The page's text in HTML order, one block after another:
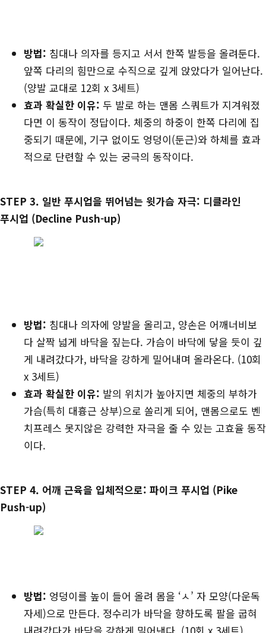
방법: 침대나 의자를 등지고 서서 한쪽 발등을 올려둔다.
앞쪽 다리의 힘만으로 수직으로 깊게 앉았다가 일어난다.
(양발 교대로 12회 x 3세트)
효과 확실한 이유: 두 발로 하는 맨몸 스쿼트가 지겨워졌
다면 이 동작이 정답이다. 체중의 하중이 한쪽 다리에 집
중되기 때문에, 기구 없이도 엉덩이(둔근)와 하체를 효과
적으로 단련할 수 있는 궁극의 동작이다.
STEP 3. 일반 푸시업을 뛰어넘는 윗가슴 자극: 디클라인
푸시업 (Decline Push-up)
방법: 침대나 의자에 양발을 올리고, 양손은 어깨너비보
다 살짝 넓게 바닥을 짚는다. 가슴이 바닥에 닿을 듯이 깊
게 내려갔다가, 바닥을 강하게 밀어내며 올라온다. (10회
x 3세트)
효과 확실한 이유: 발의 위치가 높아지면 체중의 부하가
가슴(특히 대흉근 상부)으로 쏠리게 되어, 맨몸으로도 벤
치프레스 못지않은 강력한 자극을 줄 수 있는 고효율 동작
이다.
STEP 4. 어깨 근육을 입체적으로: 파이크 푸시업 (Pike
Push-up)
방법: 엉덩이를 높이 들어 올려 몸을 ‘ㅅ’ 자 모양(다운독
자세)으로 만든다. 정수리가 바닥을 향하도록 팔을 굽혀